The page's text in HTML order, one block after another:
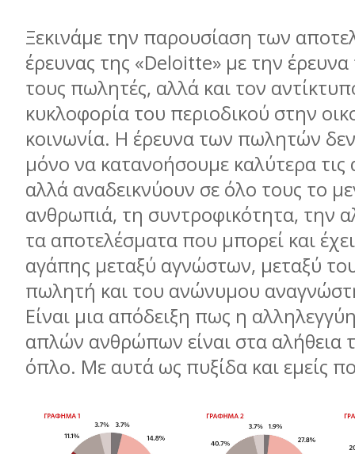
Ξεκινάμε την παρουσίαση των
έρευνας της «Deloitte» με την
τους πωλητές, αλλά και τον
κυκλοφορία του περιοδικού στην
κοινωνία. Η έρευνα των πωλητών
μόνο να κατανοήσουμε καλύτερα τις
αλλά αναδεικνύουν σε όλο τους το
ανθρωπιά, τη συντροφικότητα, την
τα αποτελέσματα που μπορεί και
αγάπης μεταξύ αγνώστων, μεταξύ
πωλητή και του ανώνυμου
Είναι μια απόδειξη πως η
απλών ανθρώπων είναι στα αλήθεια
όπλο. Με αυτά ως πυξίδα και εμείς